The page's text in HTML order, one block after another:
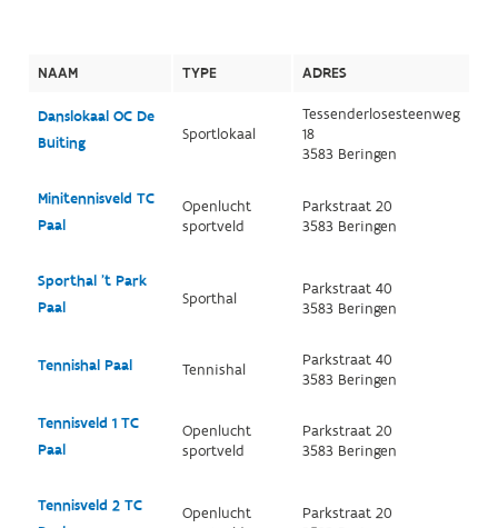
NAAM TYPE ADRES
Danslokaal OC De
Buiting
Sportlokaal
Tessenderlosesteenweg
18
3583 Beringen
Minitennisveld TC
Paal
Openlucht
sportveld
Parkstraat 20
3583 Beringen
Sporthal 't Park
Paal
Sporthal
Parkstraat 40
3583 Beringen
Tennishal Paal Tennishal
Parkstraat 40
3583 Beringen
Tennisveld 1 TC
Paal
Openlucht
sportveld
Parkstraat 20
3583 Beringen
Tennisveld 2 TC
Openlucht
Parkstraat 20